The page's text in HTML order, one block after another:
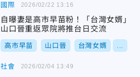
國際
自曝妻是高市早苗粉！「台灣女婿」
山口晉重返眾院將推台日交流
高市早苗 山口晉 台灣女婿
2026/02/22 13:16
社會 2026/02/04 13:49